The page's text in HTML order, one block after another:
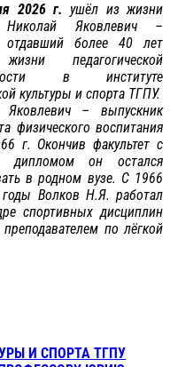
2026 г. ушёл из жизни
Николай Яковлевич –
отдавший более 40 лет
педагогической
в институте
культуры и спорта ТГПУ.
Яковлевич – выпускник
физического воспитания
г. Окончив факультет с
дипломом он остался
в родном вузе. С 1966
Волков Н.Я. работал
спортивных дисциплин
по лёгкой
И СПОРТА ТГПУ